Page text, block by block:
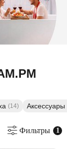
(14)
Фильтры